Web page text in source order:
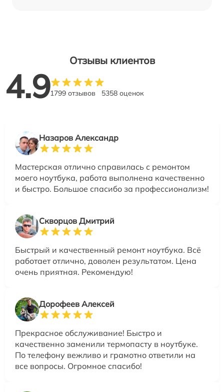
Отзывы клиентов
4.91799 отзывов 5358 оценок
Назаров Александр
Мастерская отлично справилась с ремонтом
моего ноутбука, работа выполнена качественно
и быстро. Большое спасибо за профессионализм!
Скворцов Дмитрий
Быстрый и качественный ремонт ноутбука. Всё
работает отлично, доволен результатом. Цена
очень приятная. Рекомендую!
Дорофеев Алексей
Прекрасное обслуживание! Быстро и
качественно заменили термопасту в ноутбуке.
По телефону вежливо и грамотно ответили на
все вопросы. Огромное спасибо!